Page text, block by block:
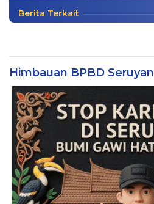
Berita Terkait
Himbauan BPBD Seruyan